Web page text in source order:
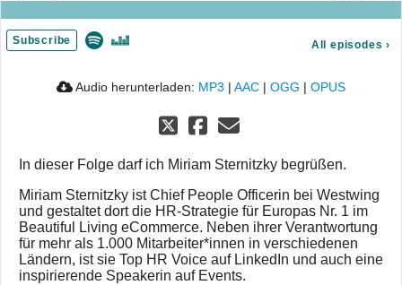
Subscribe All episodes ›
Audio herunterladen: MP3 | AAC | OGG | OPUS
In dieser Folge darf ich Miriam Sternitzky begrüßen.
Miriam Sternitzky ist Chief People Officerin bei Westwing
und gestaltet dort die HR-Strategie für Europas Nr. 1 im
Beautiful Living eCommerce. Neben ihrer Verantwortung
für mehr als 1.000 Mitarbeiter*innen in verschiedenen
Ländern, ist sie Top HR Voice auf LinkedIn und auch eine
inspirierende Speakerin auf Events.